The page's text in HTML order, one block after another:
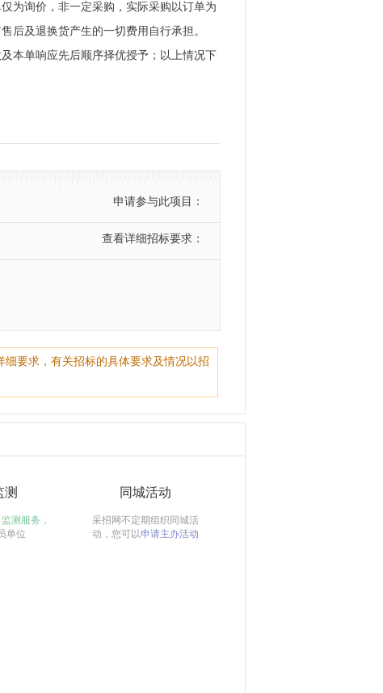
为询价，非一定采购，实际采购以订单为
后及退换货产生的一切费用自行承担。
本单响应先后顺序择优授予；以上情况下
申请参与此项目：
查看详细招标要求：
要求，有关招标的具体要求及情况以招
测
监测服务，
单位
同城活动
采招网不定期组织同城活
动，您可以申请主办活动